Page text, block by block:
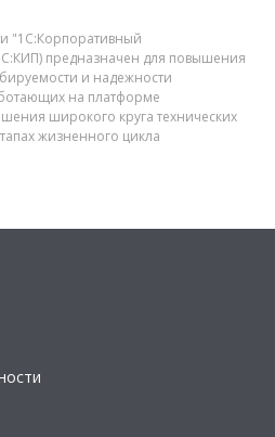
"1С:Корпоративный
предназначен для повышения
и надежности
на платформе
широкого круга технических
жизненного цикла